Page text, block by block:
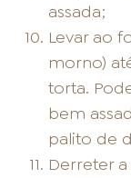
assada;
Levar ao
morno)
torta.
bem
palito de
Derreter